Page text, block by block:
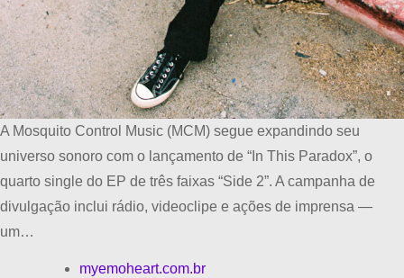
A Mosquito Control Music (MCM) segue expandindo seu
universo sonoro com o lançamento de “In This Paradox”, o
quarto single do EP de três faixas “Side 2”. A campanha de
divulgação inclui rádio, videoclipe e ações de imprensa —
um…
myemoheart.com.br